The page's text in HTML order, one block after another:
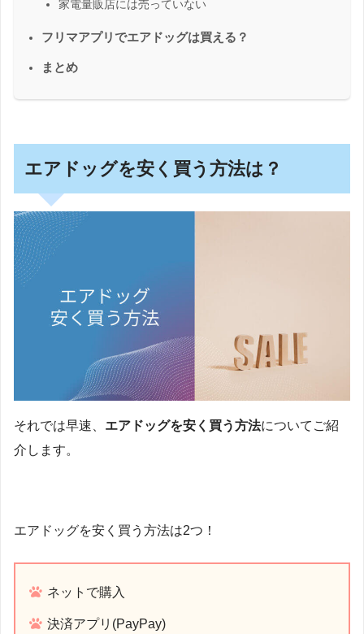
家電量販店には売っていない
フリマアプリでエアドッグは買える？
まとめ
エアドッグを安く買う方法は？
それでは早速、 エアドッグを安く買う方法についてご紹
介します。
エアドッグを安く買う方法は2つ！
ネットで購入
決済アプリ(PayPay)